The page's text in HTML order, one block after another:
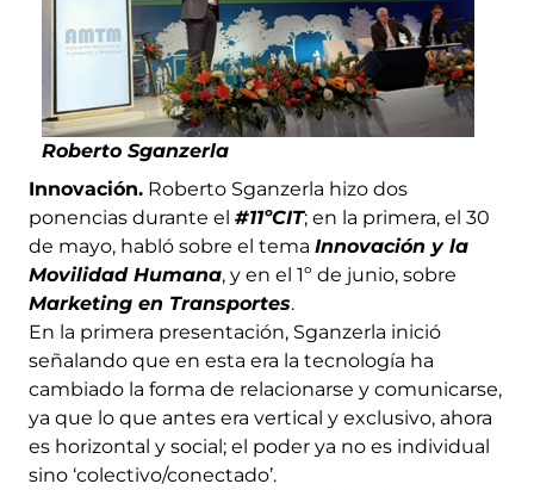
Roberto Sganzerla
Innovación. Roberto Sganzerla hizo dos
ponencias durante el #11ºCIT; en la primera, el 30
de mayo, habló sobre el tema Innovación y la
Movilidad Humana, y en el 1º de junio, sobre
Marketing en Transportes.
En la primera presentación, Sganzerla inició
señalando que en esta era la tecnología ha
cambiado la forma de relacionarse y comunicarse,
ya que lo que antes era vertical y exclusivo, ahora
es horizontal y social; el poder ya no es individual
sino ‘colectivo/conectado’.